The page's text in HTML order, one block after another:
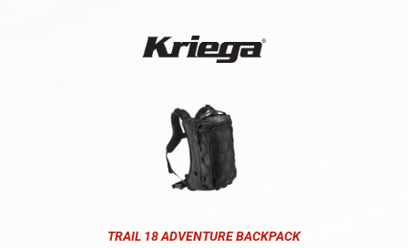
TRAIL 18 ADVENTURE BACKPACK